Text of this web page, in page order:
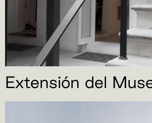
Extensión del